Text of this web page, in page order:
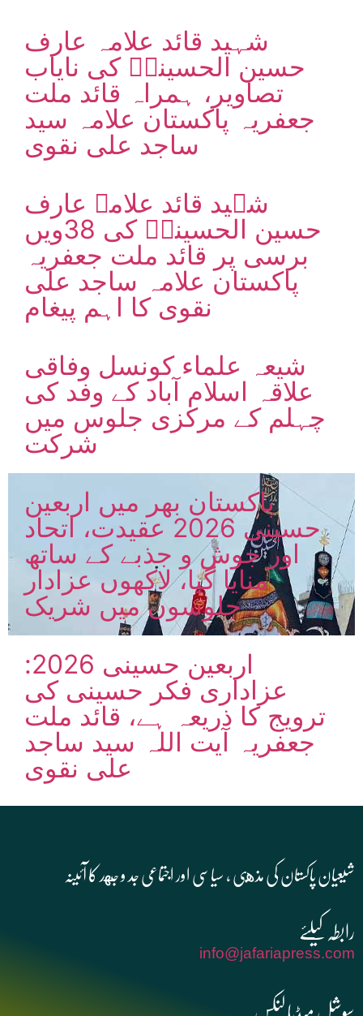
شہید قائد علامہ عارف
حسین الحسینیؒ کی نایاب
تصاویر، ہمراہ قائد ملت
جعفریہ پاکستان علامہ سید
ساجد علی نقوی
شہید قائد علامہ عارف
حسین الحسینیؒ کی 38ویں
برسی پر قائد ملت جعفریہ
پاکستان علامہ ساجد علی
نقوی کا اہم پیغام
شیعہ علماء کونسل وفاقی
علاقہ اسلام آباد کے وفد کی
چہلم کے مرکزی جلوس میں
شرکت
پاکستان بھر میں اربعین
حسینی 2026 عقیدت، اتحاد
اور جوش و جذبے کے ساتھ
منایا گیا، لاکھوں عزادار
جلوسوں میں شریک
اربعین حسینی 2026:
عزاداری فکر حسینی کی
ترویج کا ذریعہ ہے، قائد ملت
جعفریہ آیت اللہ سید ساجد
علی نقوی
شیعیان پاکستان کی مذهبی , سیاسی اور اجتماعی جد و جهد کا آئینہ
info@jafariapress.com​